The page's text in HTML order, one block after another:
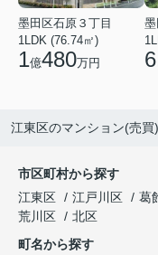
墨田区石原３丁目
1LDK (76.74㎡)
1億480万円
江東区のマンション(売買
市区町村から探す
江東区
江戸川区 葛
荒川区
北区
町名から探す